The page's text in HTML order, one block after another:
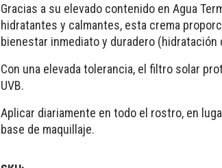
Gracias a su elevado contenido en Agua
hidratantes y calmantes, esta crema
bienestar inmediato y duradero (hidratación
Con una elevada tolerancia, el filtro solar
UVB.
Aplicar diariamente en todo el rostro, en
base de maquillaje.